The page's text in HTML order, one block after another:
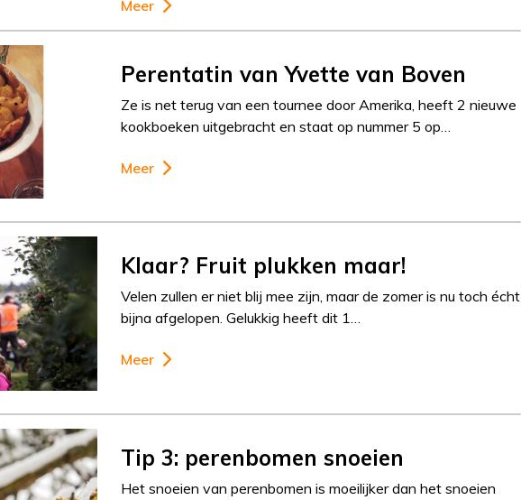
Meer
Perentatin van Yvette van Boven
Ze is net terug van een tournee door Amerika, heeft 2 nieuwe
kookboeken uitgebracht en staat op nummer 5 op…
Meer
Klaar? Fruit plukken maar!
Velen zullen er niet blij mee zijn, maar de zomer is nu toch écht
bijna afgelopen. Gelukkig heeft dit 1…
Meer
Tip 3: perenbomen snoeien
Het snoeien van perenbomen is moeilijker dan het snoeien